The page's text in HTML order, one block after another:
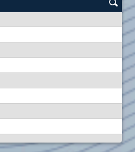
Най-добра
0
Оборот (евро)
0